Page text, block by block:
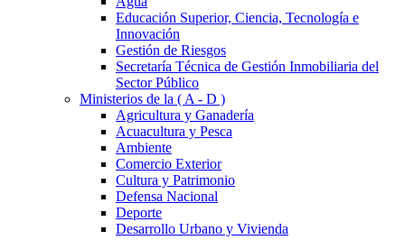
Educación Superior, Ciencia, Tecnología e
Innovación
Gestión de Riesgos
Secretaría Técnica de Gestión Inmobiliaria del
Sector Público
Ministerios de la ( A - D )
Agricultura y Ganadería
Acuacultura y Pesca
Ambiente
Comercio Exterior
Cultura y Patrimonio
Defensa Nacional
Deporte
Desarrollo Urbano y Vivienda